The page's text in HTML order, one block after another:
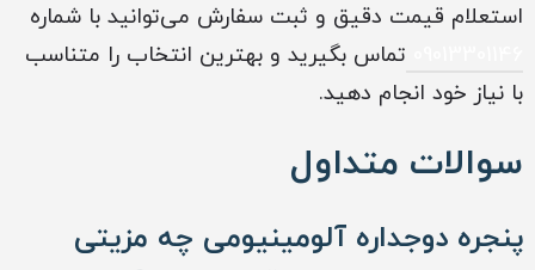
استعلام قیمت دقیق و ثبت سفارش می‌توانید با شماره
تماس بگیرید و بهترین انتخاب را متناسب
با نیاز خود انجام دهید.
سوالات متداول
پنجره دوجداره آلومینیومی چه مزیتی